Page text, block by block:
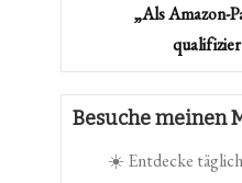
„Als Amazon-
Besuche meinen
☀️ Entdecke